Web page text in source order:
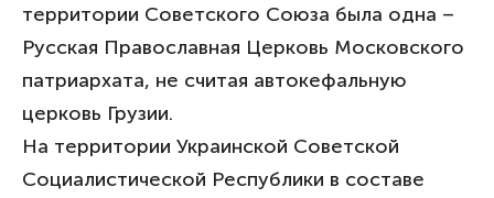
территории Советского Союза была одна –
Русская Православная Церковь Московского
патриархата, не считая автокефальную
церковь Грузии.
На территории Украинской Советской
Социалистической Республики в составе